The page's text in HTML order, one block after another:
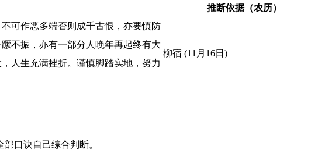
推断依据（农历）
可作恶多端否则成千古恨，亦要慎防
不振，亦有一部分人晚年再起终有大
人生充满挫折。谨慎脚踏实地，努力
柳宿 (11月16日)
口诀自己综合判断。